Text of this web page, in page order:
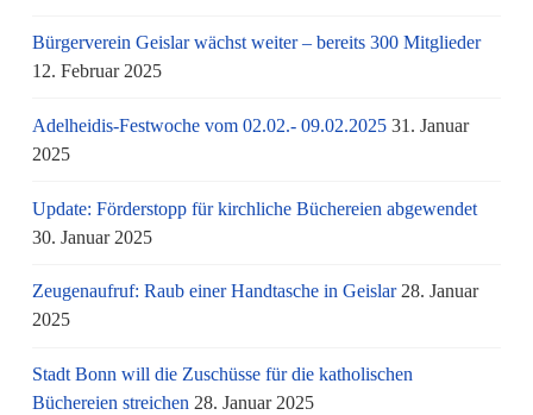
Bürgerverein Geislar wächst weiter – bereits 300 Mitglieder
12. Februar 2025
Adelheidis-Festwoche vom 02.02.- 09.02.2025 31. Januar
2025
Update: Förderstopp für kirchliche Büchereien abgewendet
30. Januar 2025
Zeugenaufruf: Raub einer Handtasche in Geislar 28. Januar
2025
Stadt Bonn will die Zuschüsse für die katholischen
Büchereien streichen 28. Januar 2025